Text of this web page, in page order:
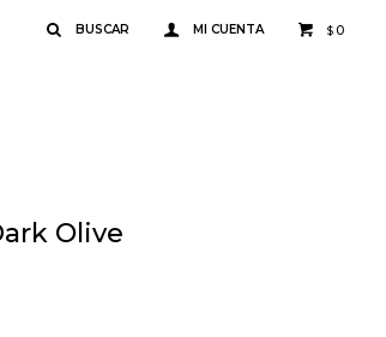
$ 0
Olive